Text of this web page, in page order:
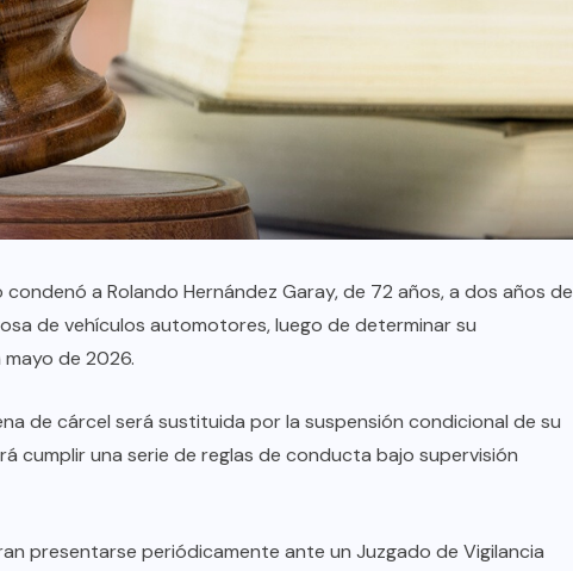
a Rolando Hernández Garay, de 72 años, a dos años de
de vehículos automotores, luego de determinar su
de 2026.
de cárcel será sustituida por la suspensión condicional de su
cumplir una serie de reglas de conducta bajo supervisión
presentarse periódicamente ante un Juzgado de Vigilancia